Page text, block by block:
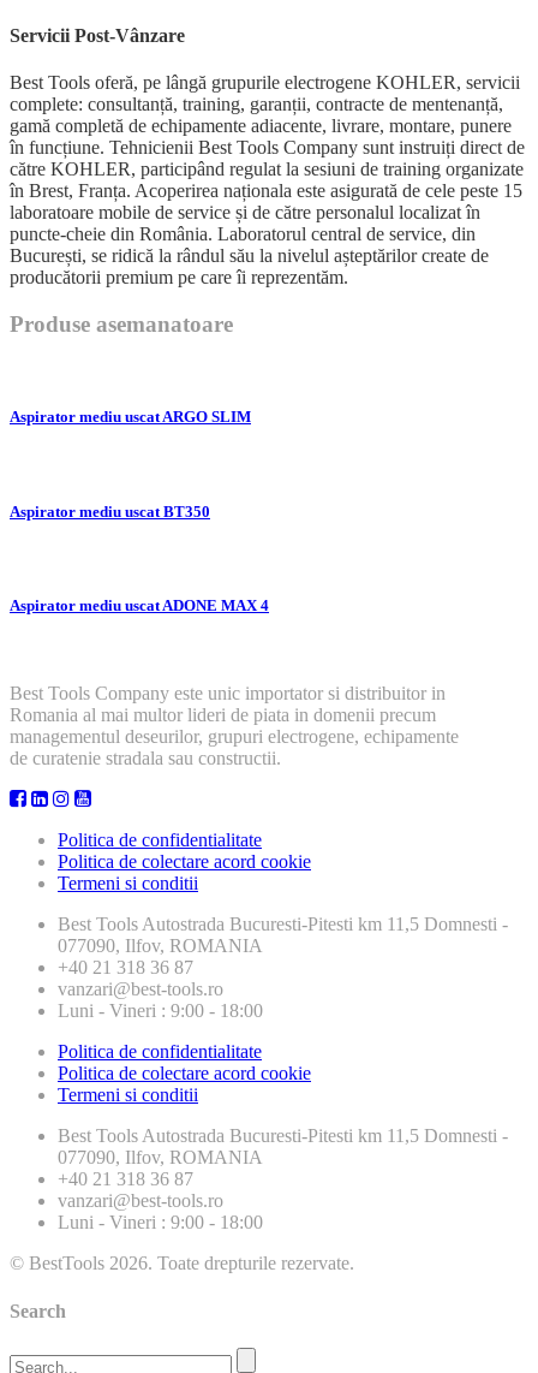
Servicii Post-Vânzare
Best Tools oferă, pe lângă grupurile electrogene KOHLER, servicii
complete: consultanță, training, garanții, contracte de mentenanță,
gamă completă de echipamente adiacente, livrare, montare, punere
în funcțiune. Tehnicienii Best Tools Company sunt instruiți direct de
către KOHLER, participând regulat la sesiuni de training organizate
în Brest, Franța. Acoperirea naționala este asigurată de cele peste 15
laboratoare mobile de service și de către personalul localizat în
puncte-cheie din România. Laboratorul central de service, din
București, se ridică la rândul său la nivelul așteptărilor create de
producătorii premium pe care îi reprezentăm.
Produse asemanatoare
Aspirator mediu uscat ARGO SLIM
Aspirator mediu uscat BT350
Aspirator mediu uscat ADONE MAX 4
Best Tools Company este unic importator si distribuitor in
Romania al mai multor lideri de piata in domenii precum
managementul deseurilor, grupuri electrogene, echipamente
de curatenie stradala sau constructii.
Politica de confidentialitate
Politica de colectare acord cookie
Termeni si conditii
Best Tools Autostrada Bucuresti-Pitesti km 11,5 Domnesti -
077090, Ilfov, ROMANIA
+40 21 318 36 87
vanzari@best-tools.ro
Luni - Vineri : 9:00 - 18:00
Politica de confidentialitate
Politica de colectare acord cookie
Termeni si conditii
Best Tools Autostrada Bucuresti-Pitesti km 11,5 Domnesti -
077090, Ilfov, ROMANIA
+40 21 318 36 87
vanzari@best-tools.ro
Luni - Vineri : 9:00 - 18:00
© BestTools 2026. Toate drepturile rezervate.
Search